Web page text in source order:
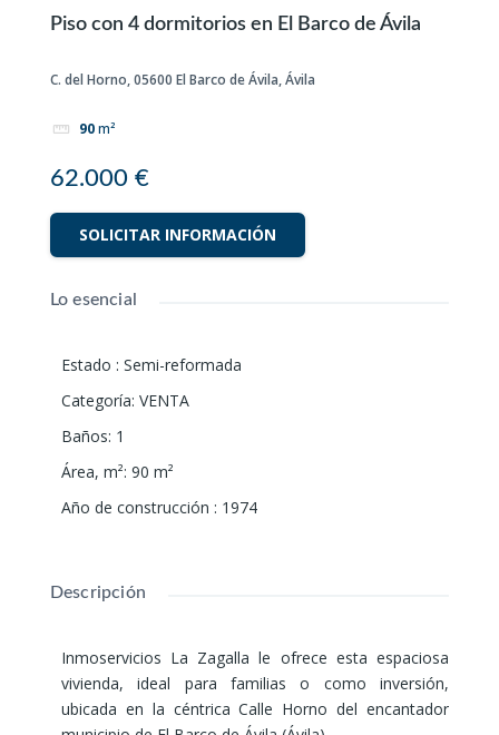
Piso con 4 dormitorios en El Barco de Ávila
C. del Horno, 05600 El Barco de Ávila, Ávila
90m²
62.000 €
SOLICITAR INFORMACIÓN
Lo esencial
Estado : Semi-reformada
Categoría: VENTA
Baños: 1
Área, m²: 90 m²
Año de construcción : 1974
Descripción
Inmoservicios La Zagalla le ofrece esta espaciosa
vivienda, ideal para familias o como inversión,
ubicada en la céntrica Calle Horno del encantador